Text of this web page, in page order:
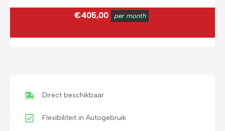
€405,00 per month
Direct beschikbaar
Flexibiliteit in Autogebruik